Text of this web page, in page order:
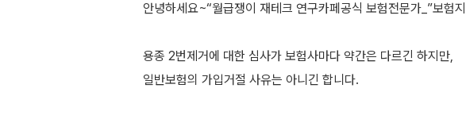
안녕하세요~“월급쟁이 재테크 연구카페공식 보험전문가_”보험
용종 2번제거에 대한 심사가 보험사마다 약간은 다르긴 하지만,
일반보험의 가입거절 사유는 아니긴 합니다.